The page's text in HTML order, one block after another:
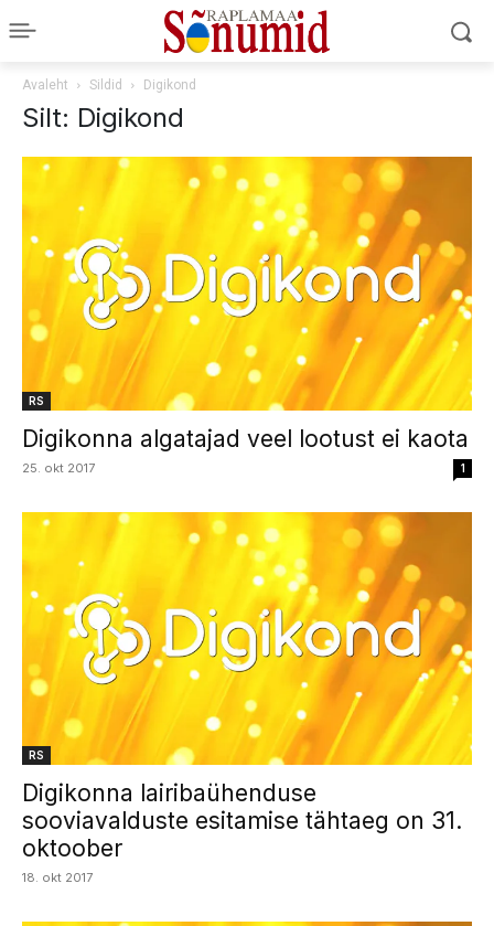
Avaleht Sildid Digikond
Silt: Digikond
RS
Digikonna algatajad veel lootust ei kaota
25. okt 2017 1
RS
Digikonna lairibaühenduse
sooviavalduste esitamise tähtaeg on 31.
oktoober
18. okt 2017